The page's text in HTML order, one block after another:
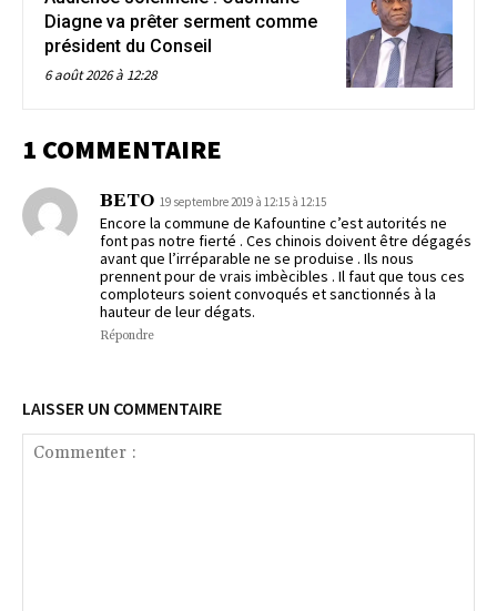
Diagne va prêter serment comme
président du Conseil
6 août 2026 à 12:28
1 COMMENTAIRE
BETO 19 septembre 2019 à 12:15 à 12:15
Encore la commune de Kafountine c’est autorités ne
font pas notre fierté . Ces chinois doivent être dégagés
avant que l’irréparable ne se produise . Ils nous
prennent pour de vrais imbècibles . Il faut que tous ces
comploteurs soient convoqués et sanctionnés à la
hauteur de leur dégats.
Répondre
LAISSER UN COMMENTAIRE